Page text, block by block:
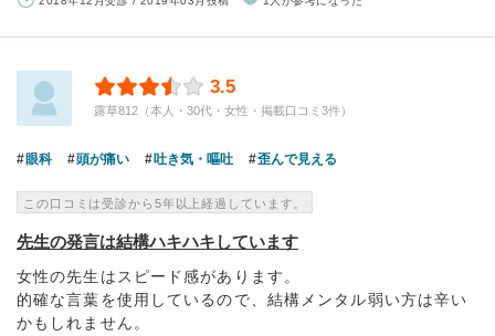
3.5
露草812（本人・30代・女性・掲載口コミ3件）
眼科 頭が痛い 吐き気・嘔吐 歪んで見える
この口コミは受診から5年以上経過しています。
先生の発言は結構ハキハキしています
女性の先生はスピード感があります。
的確な言葉を使用しているので、結構メンタル弱い方は辛い
かもしれません。